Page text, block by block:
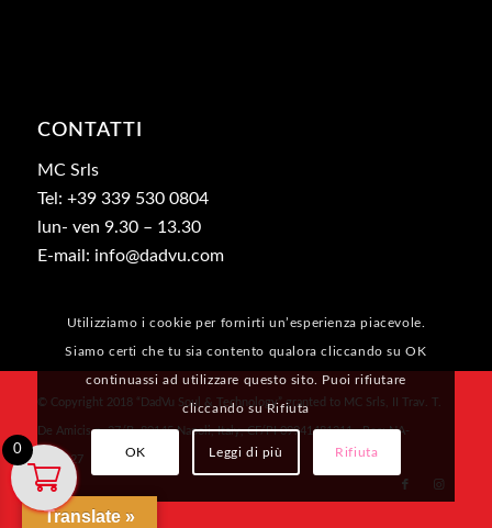
CONTATTI
MC Srls
Tel: +39 339 530 0804
lun- ven 9.30 – 13.30
E-mail: info@dadvu.com
© Copyright 2018 “DadVu Soul & Technology” granted to MC Srls, II Trav. T.
De Amicis n. 27/B, 80145 Napoli, Italy, CF/PI 09941481211 , Rea: NA-
1069327
Informativa Privacy
Utilizziamo i cookie per fornirti un’esperienza piacevole.
Siamo certi che tu sia contento qualora cliccando su OK
continuassi ad utilizzare questo sito. Puoi rifiutare
cliccando su Rifiuta
OK Leggi di più Rifiuta
Translate »
0